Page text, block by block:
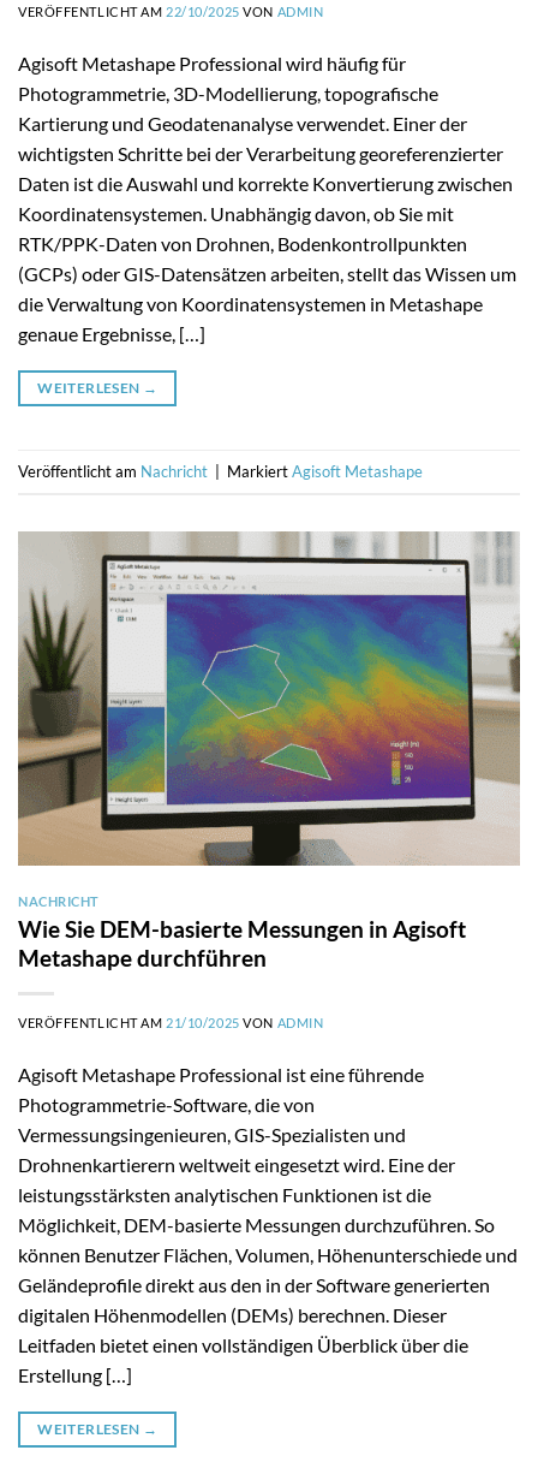
VERÖFFENTLICHT AM 22/10/2025 VON ADMIN
Agisoft Metashape Professional wird häufig für
Photogrammetrie, 3D-Modellierung, topografische
Kartierung und Geodatenanalyse verwendet. Einer der
wichtigsten Schritte bei der Verarbeitung georeferenzierter
Daten ist die Auswahl und korrekte Konvertierung zwischen
Koordinatensystemen. Unabhängig davon, ob Sie mit
RTK/PPK-Daten von Drohnen, Bodenkontrollpunkten
(GCPs) oder GIS-Datensätzen arbeiten, stellt das Wissen um
die Verwaltung von Koordinatensystemen in Metashape
genaue Ergebnisse, […]
WEITERLESEN →
Veröffentlicht am Nachricht MarkiertAgisoft Metashape
NACHRICHT
Wie Sie DEM-basierte Messungen in Agisoft
Metashape durchführen
VERÖFFENTLICHT AM 21/10/2025 VON ADMIN
Agisoft Metashape Professional ist eine führende
Photogrammetrie-Software, die von
Vermessungsingenieuren, GIS-Spezialisten und
Drohnenkartierern weltweit eingesetzt wird. Eine der
leistungsstärksten analytischen Funktionen ist die
Möglichkeit, DEM-basierte Messungen durchzuführen. So
können Benutzer Flächen, Volumen, Höhenunterschiede und
Geländeprofile direkt aus den in der Software generierten
digitalen Höhenmodellen (DEMs) berechnen. Dieser
Leitfaden bietet einen vollständigen Überblick über die
Erstellung […]
WEITERLESEN →